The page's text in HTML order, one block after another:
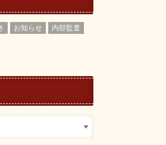
お知らせ
内部監査